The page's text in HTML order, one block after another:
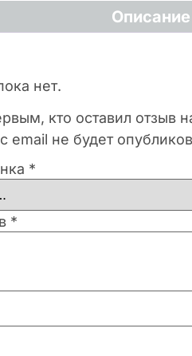
Описание
нет.
кто оставил отзыв
email не будет
*
*